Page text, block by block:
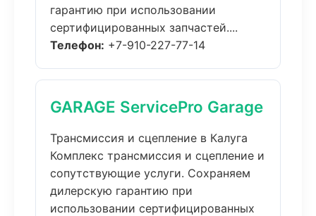
гарантию при использовании
сертифицированных запчастей....
Телефон: +7-910-227-77-14
GARAGE ServicePro Garage
Трансмиссия и сцепление в Калуга
Комплекс трансмиссия и сцепление и
сопутствующие услуги. Сохраняем
дилерскую гарантию при
использовании сертифицированных